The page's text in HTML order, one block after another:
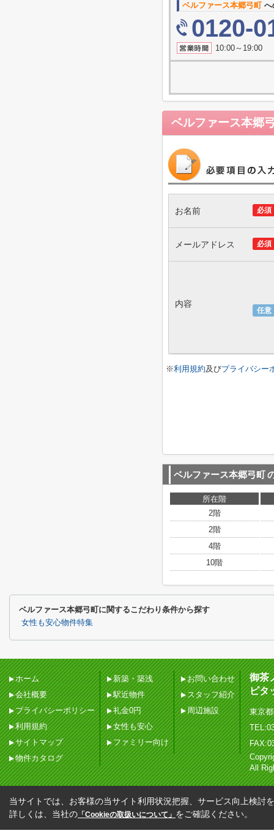
ベルファース本郷弓町へ
0120-
10:00～19:00
ベルファース本郷
必須
お名前
必須
メールアドレス
任意
内容
※利用規約及びプライバシー
ベルファース本郷弓町
所在階
2階
2階
4階
10階
ベルファース本郷弓町に関するこだわり条件から探す
女性も安心物件特集
ホーム
会社概要
プライバシーポリシー
利用規約
サイトマップ
物件カタログ
新築・築浅
駅近物件
礼金0円
女性も安心
ファミリー向け
お問い合わせ
スタッフ紹介
周辺施設
御茶
ピタ
東京
All
当サイトでは、お客様の当サイト利用状況把握、サービス向上検討
詳しくは、当社の 「Cookieの取扱いについて」 をご確認ください。